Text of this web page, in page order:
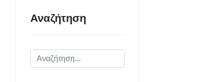
Αναζήτηση
Αναζήτηση...